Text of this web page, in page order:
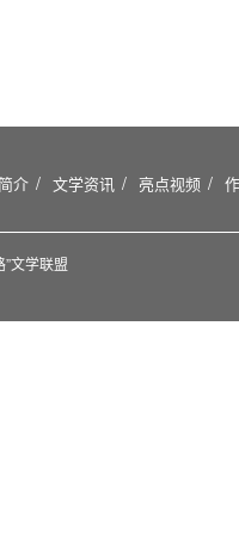
介 文学资讯 亮点视频
文学联盟